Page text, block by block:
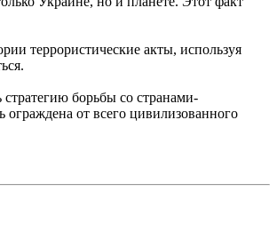
террористические акты, используя
борьбы со странами-
от всего цивилизованного